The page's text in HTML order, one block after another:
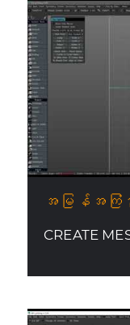
အမြန်အကြံဥာ
CREATE